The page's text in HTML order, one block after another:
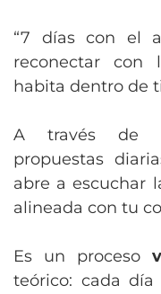
“7 días con el
reconectar con
habita dentro de
A través de
propuestas
abre a escuchar
alineada con tu
Es un proceso
teórico: cada